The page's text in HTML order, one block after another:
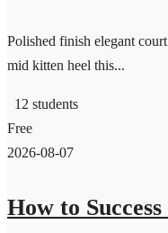
Polished finish elegant
mid kitten heel this...
12 students
Free
2026-08-07
How to